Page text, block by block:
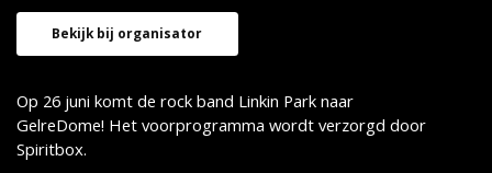
Bekijk bij organisator
Op 26 juni komt de rock band Linkin Park naar
GelreDome! Het voorprogramma wordt verzorgd door
Spiritbox.